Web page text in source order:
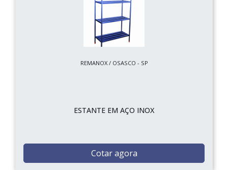
REMANOX / OSASCO - SP
ESTANTE EM AÇO INOX
Cotar agora